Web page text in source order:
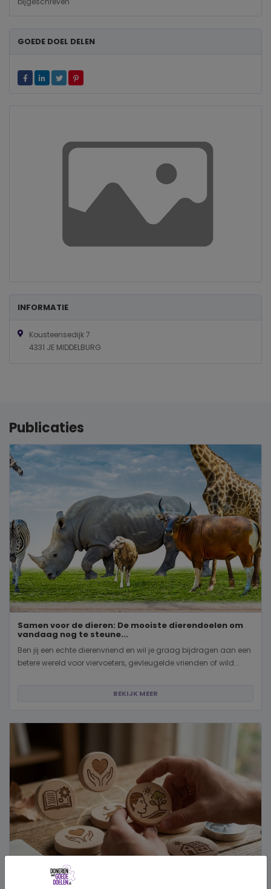
GOEDE DOEL DELEN
INFORMATIE
Kousteensedijk 7
4331 JE MIDDELBURG
Publicaties
Samen voor de dieren: De mooiste dierendoelen om
vandaag nog te steune...
Ben jij een echte dierenvriend en wil je graag bijdragen aan een
betere wereld voor viervoeters, gevleugelde vrienden of wild...
BEKIJK MEER